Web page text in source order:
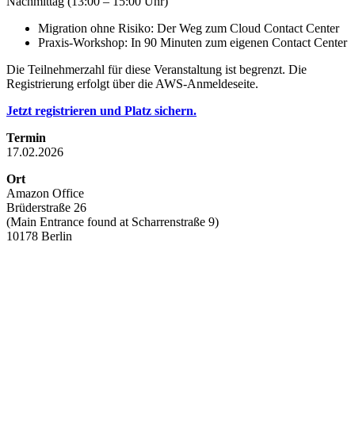
Migration ohne Risiko: Der Weg zum Cloud Contact Center
Praxis-Workshop: In 90 Minuten zum eigenen Contact Center
Die Teilnehmerzahl für diese Veranstaltung ist begrenzt. Die
Registrierung erfolgt über die AWS-Anmeldeseite.
Jetzt registrieren und Platz sichern.
Termin
17.02.2026
Ort
Amazon Office
Brüderstraße 26
(Main Entrance found at Scharrenstraße 9)
10178 Berlin